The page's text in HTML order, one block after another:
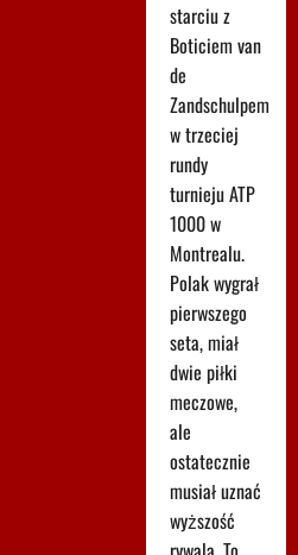
starciu z
Boticiem van
de
Zandschulpem
w trzeciej
rundy
turnieju ATP
1000 w
Montrealu.
Polak wygrał
pierwszego
seta, miał
dwie piłki
meczowe,
ale
ostatecznie
musiał uznać
wyższość